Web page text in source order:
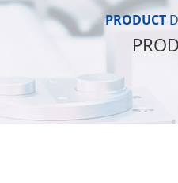
司
PRODUCT